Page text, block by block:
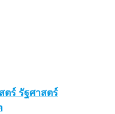
ตร์ รัฐศาสตร์